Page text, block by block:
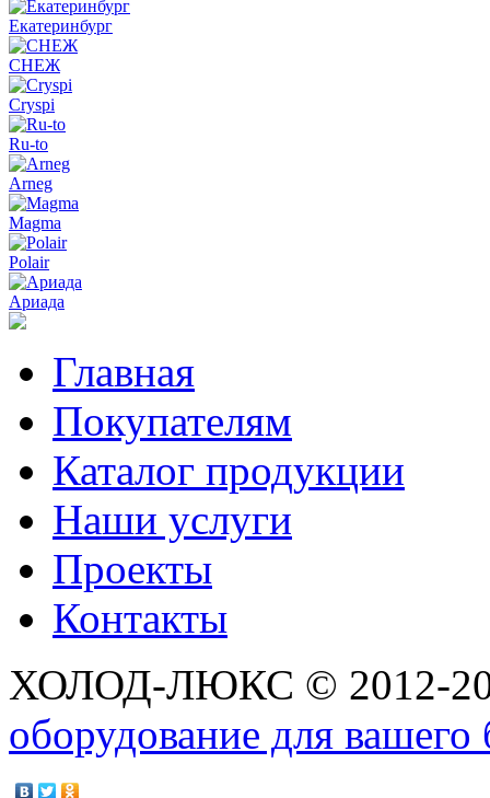
Екатеринбург
СНЕЖ
Cryspi
Ru-to
Arneg
Magma
Polair
Ариада
Главная
Покупателям
Каталог продукции
Наши услуги
Проекты
Контакты
ХОЛОД-ЛЮКС © 2012-
оборудование для вашего